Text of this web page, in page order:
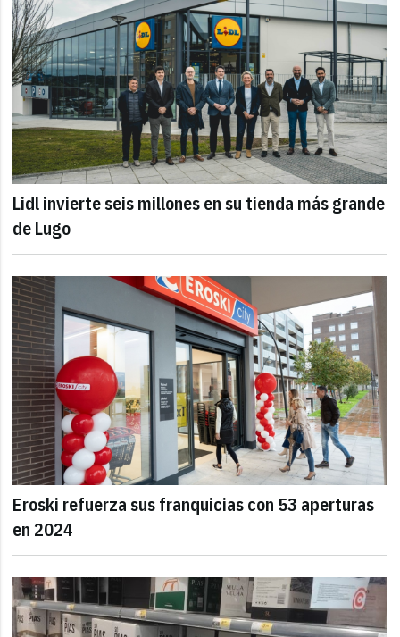
Lidl invierte seis millones en su tienda más grande
de Lugo
Eroski refuerza sus franquicias con 53 aperturas
en 2024